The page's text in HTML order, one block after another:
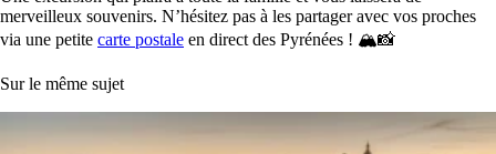
merveilleux souvenirs. N’hésitez pas à les partager avec vos proches
via une petite carte postale en direct des Pyrénées ! 🏔📸
Sur le même sujet